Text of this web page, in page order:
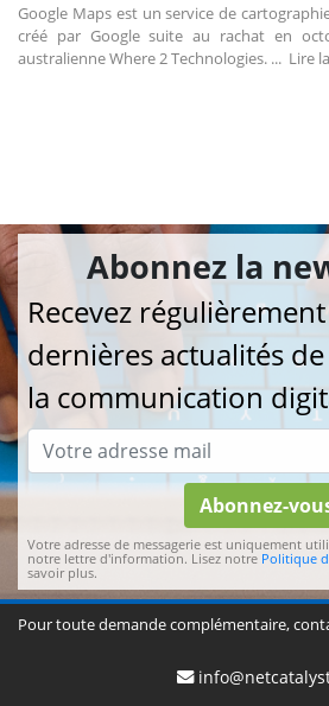
Google Maps est un service de
créé par Google suite au rachat en
australienne Where 2 Technologies. ... Lire
Abonnez la
Recevez
dernières actualités de
la communication
Abonnez-
Votre adresse de messagerie est uniquement
notre lettre d'information. Lisez notre Politique
savoir plus.
Pour toute demande complémentaire,